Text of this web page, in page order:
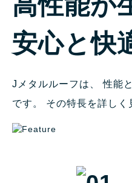
安心と快
Jメタルルーフは、
性能
です。
その特長を詳しく